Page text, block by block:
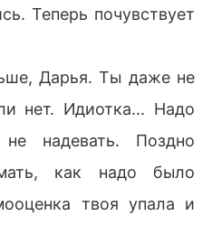
Теперь почувствует
Дарья. Ты даже не
нет. Идиотка... Надо
надевать. Поздно
как надо было
твоя упала и